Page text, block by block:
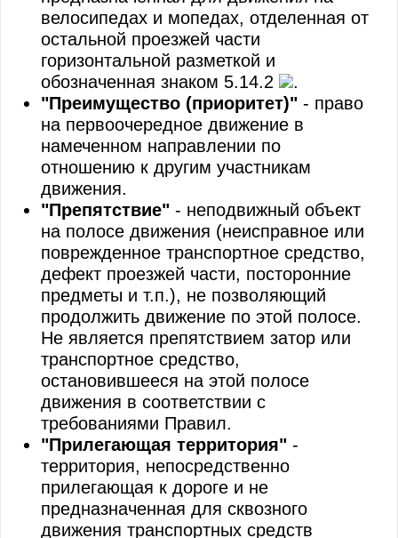
велосипедах и мопедах, отделенная от
остальной проезжей части
горизонтальной разметкой и
обозначенная знаком 5.14.2
.
"Преимущество (приоритет)" - право
на первоочередное движение в
намеченном направлении по
отношению к другим участникам
движения.
"Препятствие" - неподвижный объект
на полосе движения (неисправное или
поврежденное транспортное средство,
дефект проезжей части, посторонние
предметы и т.п.), не позволяющий
продолжить движение по этой полосе.
Не является препятствием затор или
транспортное средство,
остановившееся на этой полосе
движения в соответствии с
требованиями Правил.
"Прилегающая территория" -
территория, непосредственно
прилегающая к дороге и не
предназначенная для сквозного
движения транспортных средств